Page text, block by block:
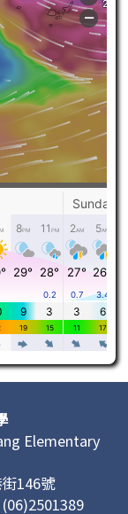
Elementary
146號